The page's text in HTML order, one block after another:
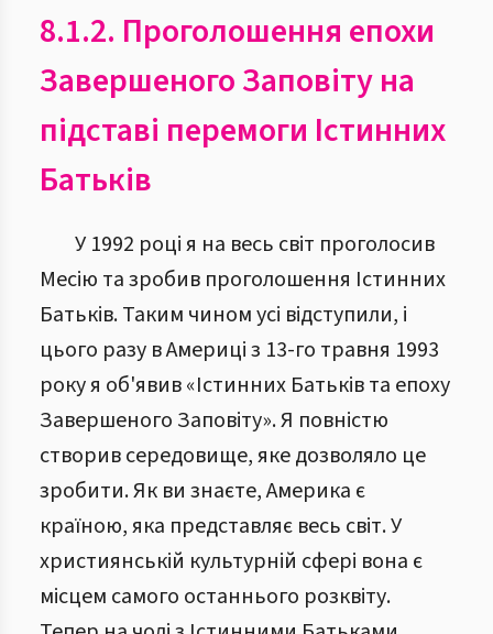
8.1.2. Проголошення епохи
Завершеного Заповіту на
підставі перемоги Істинних
Батьків
У 1992 році я на весь світ проголосив
Месію та зробив проголошення Істинних
Батьків. Таким чином усі відступили, і
цього разу в Америці з 13-го травня 1993
року я об'явив «Істинних Батьків та епоху
Завершеного Заповіту». Я повністю
створив середовище, яке дозволяло це
зробити. Як ви знаєте, Америка є
країною, яка представляє весь світ. У
християнській культурній сфері вона є
місцем самого останнього розквіту.